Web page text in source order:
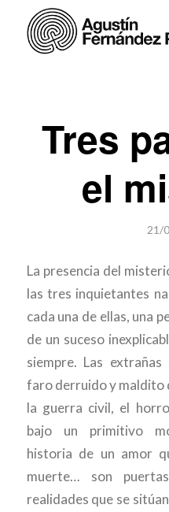
Tres
el
21/
La presencia del
las tres inquietantes
cada una de ellas, una
de un suceso
siempre. Las
faro derruido y maldito
la guerra civil, el
bajo un primitivo
historia de un amor
muerte… son
realidades que se